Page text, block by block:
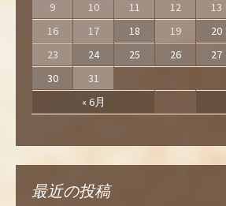
« 6月
9
10 11 12 13
16
17 18 19 20
23
24 25 26 27
30
31
最近の投稿